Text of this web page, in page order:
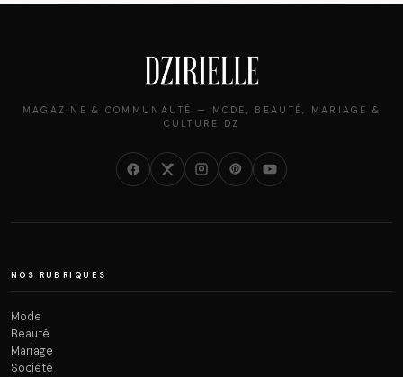
MAGAZINE & COMMUNAUTÉ — MODE, BEAUTÉ, MARIAGE &
CULTURE DZ
NOS RUBRIQUES
Mode
Beauté
Mariage
Société